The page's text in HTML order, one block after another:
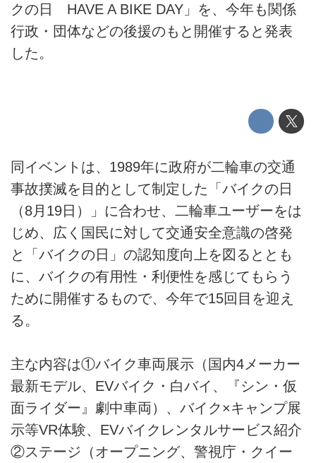
クの日 HAVE A BIKE DAY」を、今年も関係
行政・団体などの後援のもと開催すると発表
した。
同イベントは、1989年に政府が二輪車の交通
事故撲滅を目的として制定した「バイクの日
（8月19日）」に合わせ、二輪車ユーザーをは
じめ、広く国民に対して交通安全意識の啓発
と「バイクの日」の認知度向上を図るととも
に、バイクの有用性・利便性を感じてもらう
ために開催するもので、今年で15回目を迎え
る。
主な内容は①バイク車両展示（国内4メーカー
最新モデル、EVバイク・白バイ、『シン・仮
面ライダー』劇中車両）、バイク×キャンプ展
示等VR体験、EVバイクレンタルサービス紹介
②ステージ（オープニング、警視庁・クイー